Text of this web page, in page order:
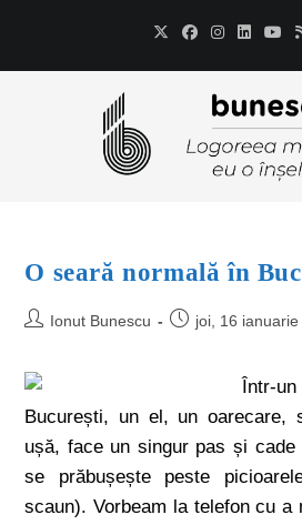
O seară normală în
Ionut Bunescu joi, 16
Într-
București, un el, un oarecare,
ușă, face un singur pas și cade
se prăbușește peste
scaun). Vorbeam la telefon cu a